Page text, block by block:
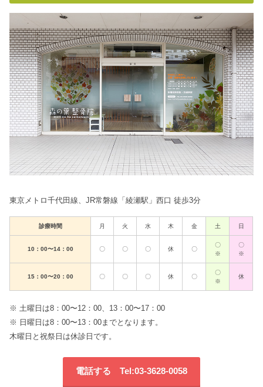
東京メトロ千代田線、JR常磐線「綾瀬駅」西口 徒歩3分
診療時間 月 火 水 木 金 土 日
10：00〜14：00 〇 〇 〇 休 〇
〇
※
〇
※
15：00〜20：00 〇 〇 〇 休 〇
〇
※
休
※ 土曜日は8：00〜12：00、13：00〜17：00
※ 日曜日は8：00〜13：00までとなります。
木曜日と祝祭日は休診日です。
電話する Tel:03-3628-0058